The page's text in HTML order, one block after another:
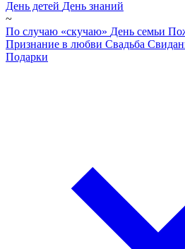
День детей День знаний
~
По случаю «скучаю» День семьи
Признание в любви Свадьба
Подарки